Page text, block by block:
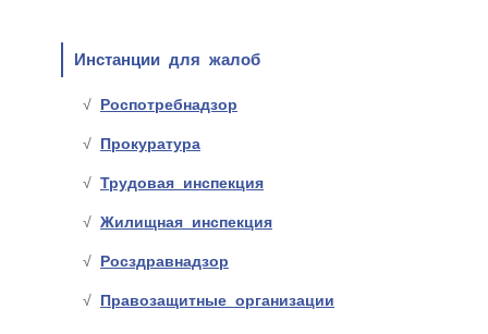
Инстанции для жалоб
Роспотребнадзор
Прокуратура
Трудовая инспекция
Жилищная инспекция
Росздравнадзор
Правозащитные организации